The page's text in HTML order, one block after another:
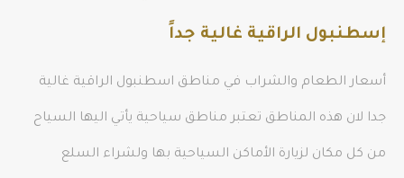
إسطنبول الراقية غالية جداً
أسعار الطعام والشراب في مناطق اسطنبول الراقية غالية
جدا لان هذه المناطق تعتبر مناطق سياحية يأتي اليها السياح
من كل مكان لزيارة الأماكن السياحية بها ولشراء السلع